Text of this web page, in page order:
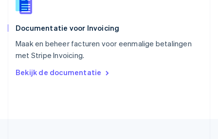
Documentatie voor Invoicing
Maak en beheer facturen voor eenmalige betalingen
met Stripe Invoicing.
Bekijk de documentatie
Thailand
Tsjechië
Vasteland van China
简体中文 English
English